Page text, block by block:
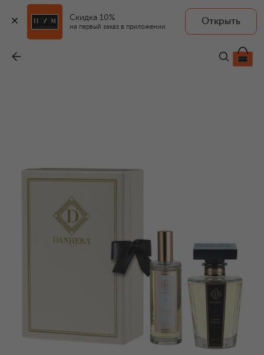
Скидка 10%
на первый заказ в приложении
Открыть
24 000 ₽